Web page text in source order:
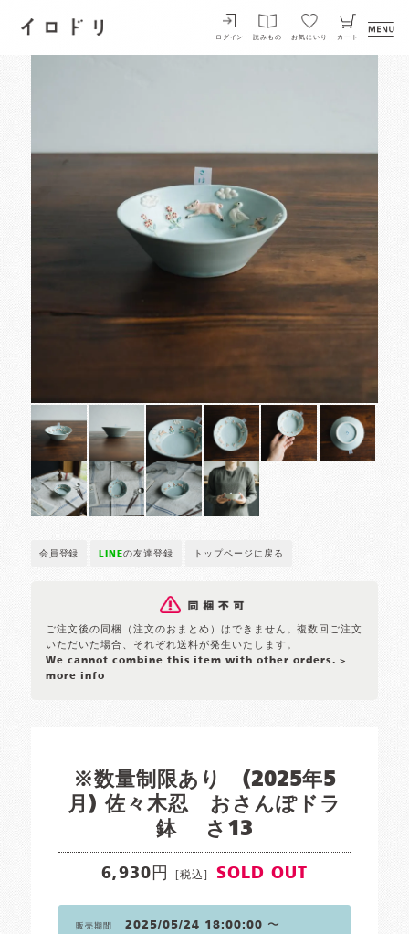
イロドリ
ログイン 読みもの お気にいり カート
会員登録 LINEの友達登録 トップページに戻る
ご注文後の同梱（注文のおまとめ）はできません。複数回ご注文
いただいた場合、それぞれ送料が発生いたします。
We cannot combine this item with other orders. >
more info
※数量制限あり (2025年5
月) 佐々木忍 おさんぽドラ
鉢 さ13
6,930円 [税込] SOLD OUT
販売期間 2025/05/24 18:00:00 〜